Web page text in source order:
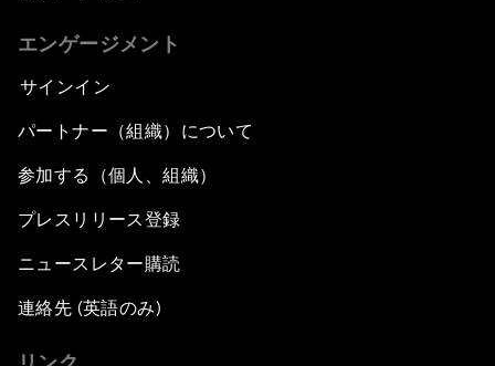
エンゲージメント
サインイン
パートナー（組織）について
参加する（個人、組織）
プレスリリース登録
ニュースレター購読
連絡先 (英語のみ)